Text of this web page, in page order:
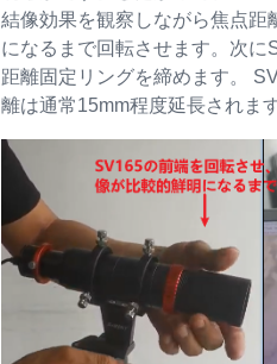
結像効果を観察しながら焦点距
になるまで回転させます。次
距離固定リングを締めます。
離は通常15mm程度延長されます